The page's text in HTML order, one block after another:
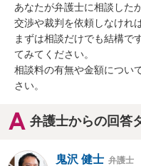
あなたが弁護士に相談した
交渉や裁判を依頼しなけれ
まずは相談だけでも結構で
てみてください。
相談料の有無や金額につい
さい。
弁護士からの回答
鬼沢 健士 弁護士